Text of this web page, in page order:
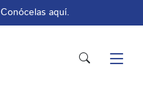
Conócelas aquí.